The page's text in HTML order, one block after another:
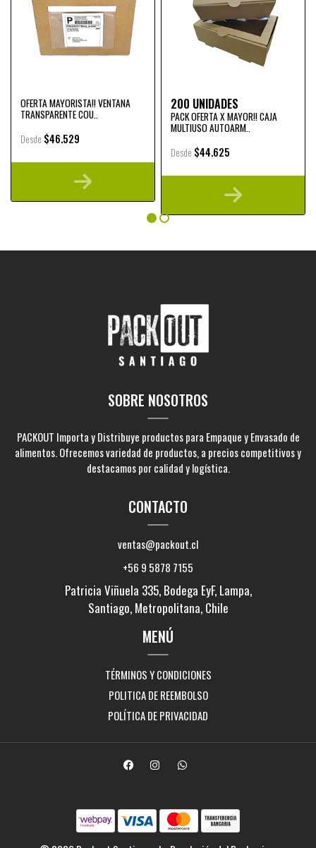
OFERTA MAYORISTA!! VENTANA
TRANSPARENTE COU..
Desde $46.529
200 UNIDADES
PACK OFERTA X MAYOR!! CAJA
MULTIUSO AUTOARM..
Desde $44.625
SOBRE NOSOTROS
PACKOUT Importa y Distribuye productos para Empaque y Envasado de
alimentos. Ofrecemos variedad de productos, a precios competitivos y
destacamos por calidad y logística.
CONTACTO
ventas@packout.cl
+56 9 5878 7155
Patricia Viñuela 335, Bodega EyF, Lampa,
Santiago, Metropolitana, Chile
MENÚ
TÉRMINOS Y CONDICIONES
POLITICA DE REEMBOLSO
POLÍTICA DE PRIVACIDAD